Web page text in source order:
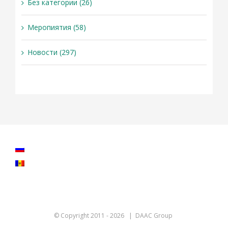
Без категории (26)
Меропиятия (58)
Новости (297)
© Copyright 2011 -2026 | DAAC Group